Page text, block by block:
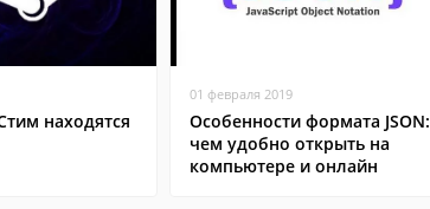
находятся
01 февраля 2019
Особенности формата JSON:
чем удобно открыть на
компьютере и онлайн